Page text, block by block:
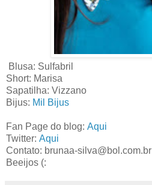
Blusa: Sulfabril
Short: Marisa
Sapatilha: Vizzano
Bijus: Mil Bijus
Fan Page do blog: Aqui
Twitter: Aqui
Contato: brunaa-silva@bol.com.br
Beeijos (: